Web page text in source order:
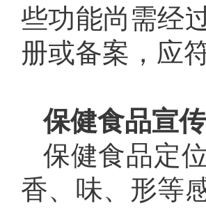
些功能尚需经
册或备案，应
保健食品宣
保健食品定
香、味、形等